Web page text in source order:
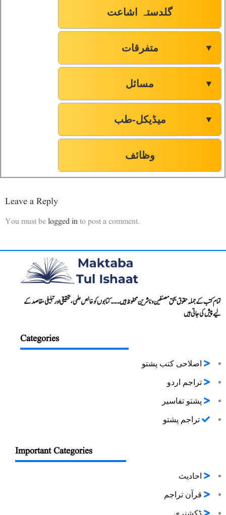
گلدستہ اشاعت
متفرقات ▼
مسائل ▼
میڈیکل-طب ▼
وظائف
Leave a Reply
You must belogged into post a comment.
تمام کتب کے جملہ حقوق بحق مصنفین و ناشرین محفوظ ہیں۔۔۔ کتابوں کو خالص علمی، تحقیقی اور تبلیغی مقاصد کے
لیے پیش کی جاتی ہیں
Categories
اصلاحی کتب پشتو
تراجم اردو
پشتو تفاسیر
تراجم پشتو
Important Categories
احادیث
قرآن تراجم